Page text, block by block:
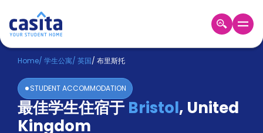
Home ZH GBP
登
入
Booking
Accommodation
Home/ 学生公寓/ 英国/ 布里斯托
STUDENT ACCOMMODATION
最佳学生住宿于 Bristol, United
Kingdom